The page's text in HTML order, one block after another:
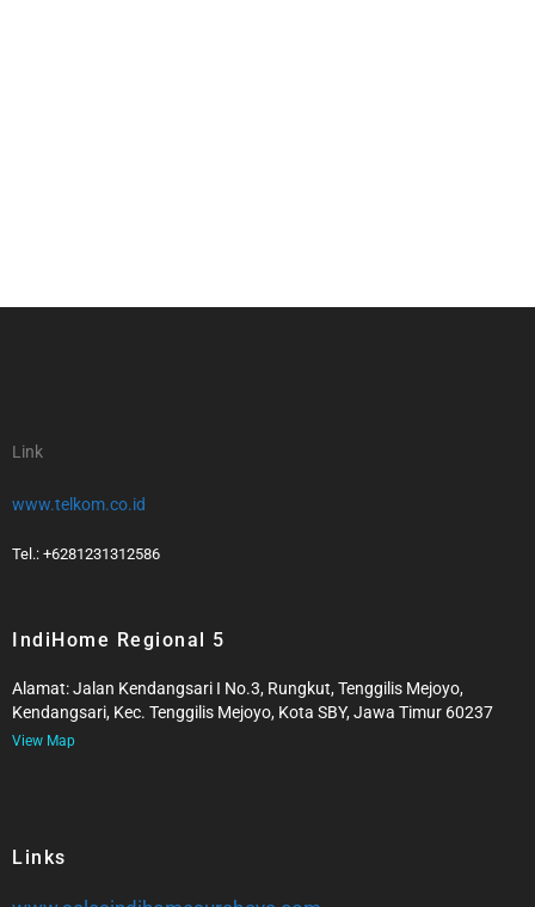
Link
www.telkom.co.id
Tel.: +6281231312586
IndiHome Regional 5
Alamat: Jalan Kendangsari I No.3, Rungkut, Tenggilis Mejoyo,
Kendangsari, Kec. Tenggilis Mejoyo, Kota SBY, Jawa Timur 60237
View Map
Links